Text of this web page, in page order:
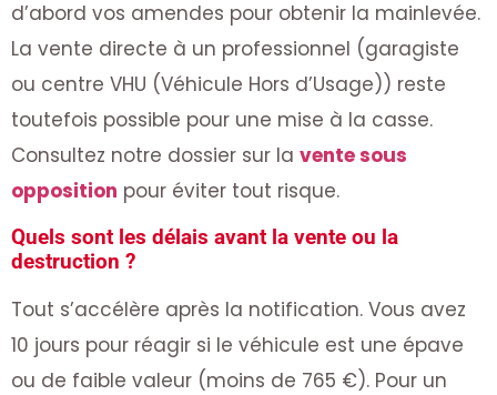
d’abord vos amendes pour obtenir la mainlevée.
La vente directe à un professionnel (garagiste
ou centre VHU (Véhicule Hors d’Usage)) reste
toutefois possible pour une mise à la casse.
Consultez notre dossier sur la vente sous
opposition pour éviter tout risque.
Quels sont les délais avant la vente ou la
destruction ?
Tout s’accélère après la notification. Vous avez
10 jours pour réagir si le véhicule est une épave
ou de faible valeur (moins de 765 €). Pour un